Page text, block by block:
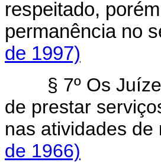
respeitado,
permanência no
de 1997)
§ 7º Os
de prestar
nas atividades
de 1966)